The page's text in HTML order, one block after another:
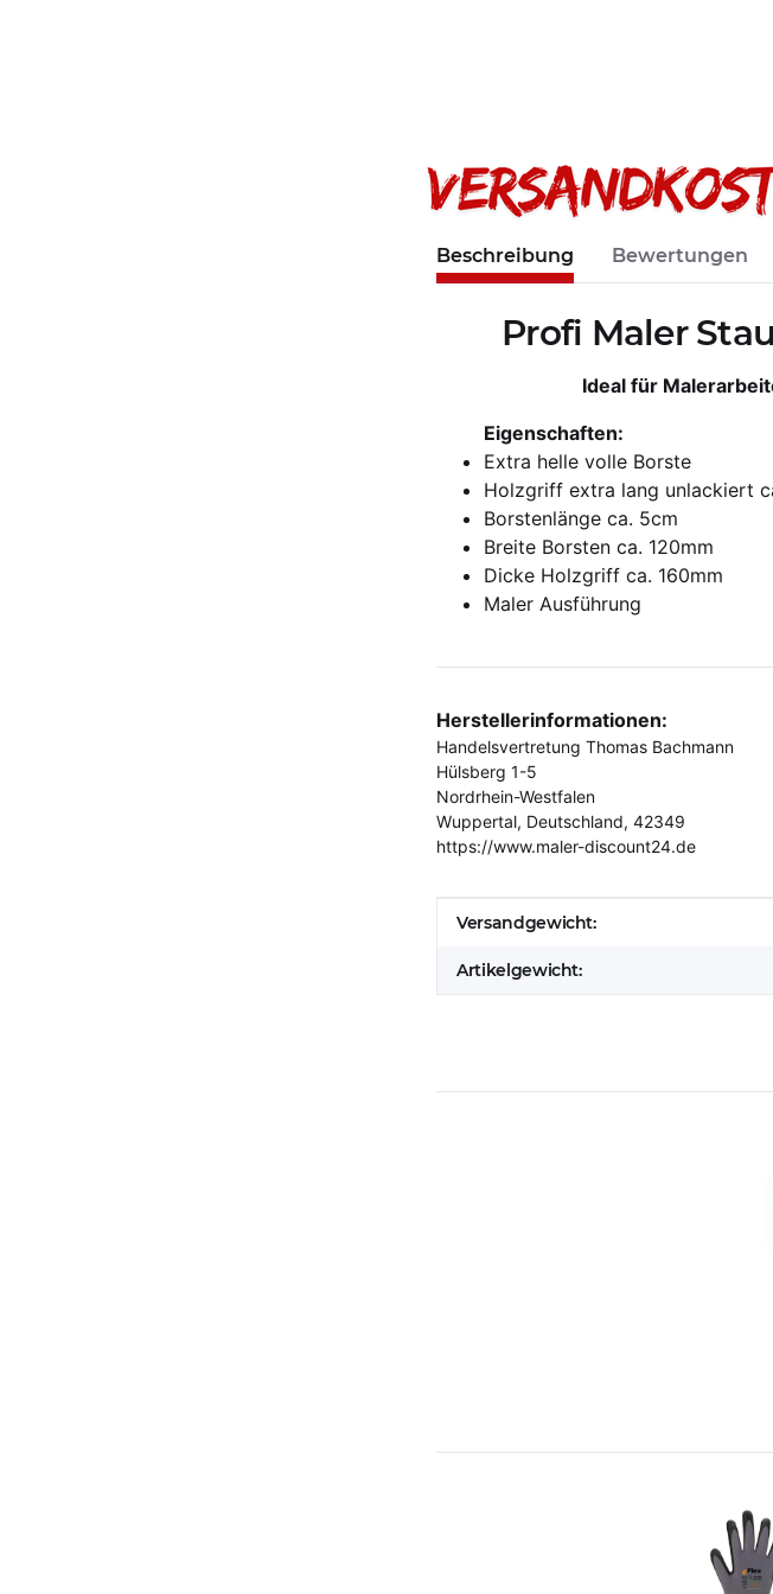
Beschreibung Bewertungen
Profi Maler
Ideal für
Eigenschaften:
Extra helle volle Borste
Holzgriff extra lang unlackiert
Borstenlänge ca. 5cm
Breite Borsten ca. 120mm
Dicke Holzgriff ca. 160mm
Maler Ausführung
Herstellerinformationen:
Handelsvertretung Thomas Bachmann
Hülsberg 1-5
Nordrhein-Westfalen
Wuppertal, Deutschland, 42349
https://www.maler-discount24.de
Produkteigenschaft
Wert
Versandgewicht:
Artikelgewicht: